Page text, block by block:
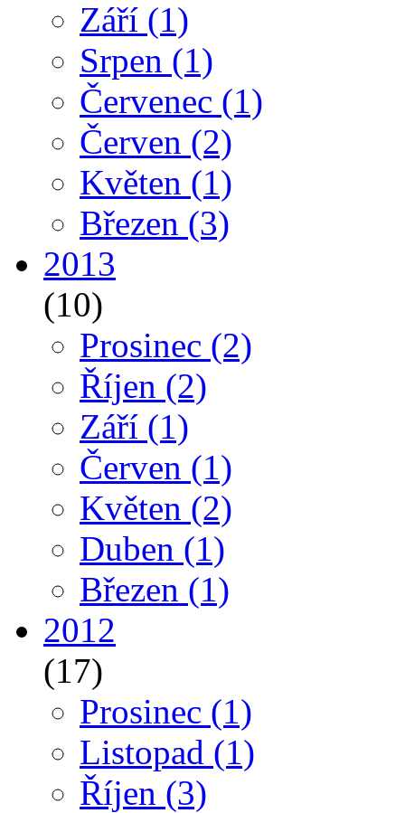
Září (1)
Srpen (1)
Červenec (1)
Červen (2)
Květen (1)
Březen (3)
2013
(10)
Prosinec (2)
Říjen (2)
Září (1)
Červen (1)
Květen (2)
Duben (1)
Březen (1)
2012
(17)
Prosinec (1)
Listopad (1)
Říjen (3)